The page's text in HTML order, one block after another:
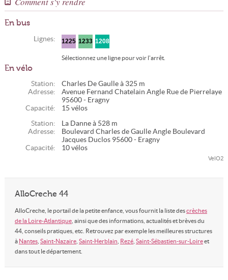
En bus
Lignes: 1225 1233 1208
Sélectionnez une ligne pour voir l'arrêt.
En vélo
Station:
Charles De Gaulle à 325 m
Adresse:
Avenue Fernand Chatelain Angle Rue de Pierrelaye
95600 - Eragny
Capacité:
15 vélos
Station:
La Danne à 528 m
Adresse:
Boulevard Charles de Gaulle Angle Boulevard
Jacques Duclos 95600 - Eragny
Capacité:
10 vélos
VelO2
AlloCreche 44
AlloCreche, le portail de la petite enfance, vous fournit la liste descrèches
de la Loire-Atlantique, ainsi que des informations, actualités et brèves du
44, conseils pratiques, etc. Retrouvez par exemple les meilleures structures
à Nantes, Saint-Nazaire, Saint-Herblain Rezé, Saint-Sébastien-sur-Loireet
dans tout le département.